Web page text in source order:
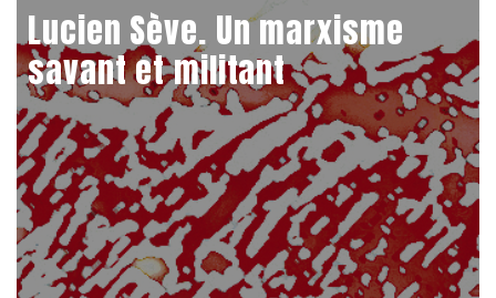
Lucien Sève. Un marxisme
savant et militant